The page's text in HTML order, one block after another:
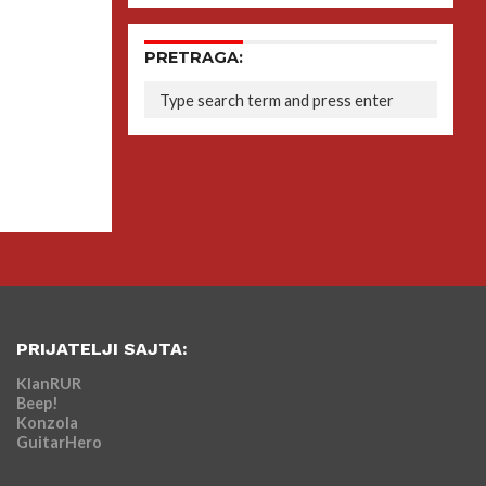
PRETRAGA:
PRIJATELJI SAJTA:
KlanRUR
Beep!
Konzola
GuitarHero